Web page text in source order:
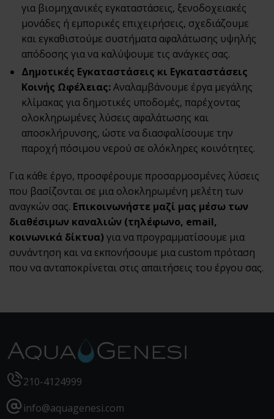
για βιομηχανικές εγκαταστάσεις, ξενοδοχειακές
μονάδες ή εμπορικές επιχειρήσεις, σχεδιάζουμε
και εγκαθιστούμε συστήματα αφαλάτωσης υψηλής
απόδοσης για να καλύψουμε τις ανάγκες σας.
Δημοτικές Εγκαταστάσεις κι Εγκαταστάσεις
Κοινής Ωφέλειας:Αναλαμβάνουμε έργα μεγάλης
κλίμακας για δημοτικές υποδομές, παρέχοντας
ολοκληρωμένες λύσεις αφαλάτωσης και
αποσκλήρυνσης, ώστε να διασφαλίσουμε την
παροχή πόσιμου νερού σε ολόκληρες κοινότητες.
Για κάθε έργο, προσφέρουμε προσαρμοσμένες λύσεις
που βασίζονται σε μια ολοκληρωμένη μελέτη των
αναγκών σας. Επικοινωνήστε μαζί μας μέσω των
διαθέσιμων καναλιών (τηλέφωνο, email,
κοινωνικά δίκτυα)για να προγραμματίσουμε μια
συνάντηση και να εκπονήσουμε μια custom πρόταση
που να ανταποκρίνεται στις απαιτήσεις του έργου σας.
210-4124999
info@aquagenesi.com